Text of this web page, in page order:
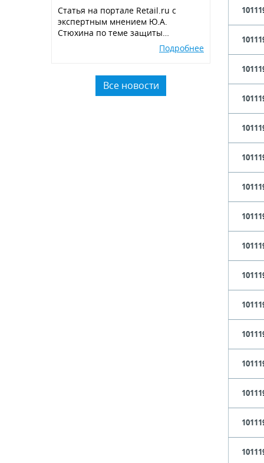
Статья на портале Retail.ru с
экспертным мнением Ю.А.
Стюхина по теме защиты
окружающей среды, производства
пластика.
Подробнее
Все новости